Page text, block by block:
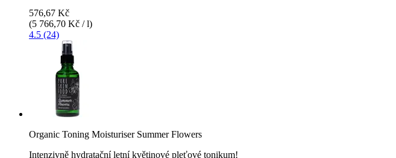
576,67 Kč
(5 766,70 Kč / l)
4.5 (24)
Organic Toning Moisturiser Summer Flowers
Intenzivně hydratační letní květinové pleťové tonikum!